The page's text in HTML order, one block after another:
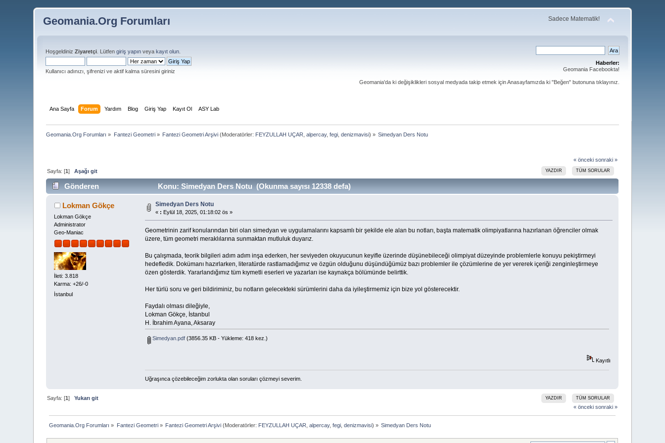
Geomania.Org Forumları Sadece Matematik!
HoşgeldinizZiyaretçi . Lütfengiriş yapın veyakayıt olun
Kullanıcı adınızı, şifrenizi ve aktif kalma süresini giriniz
Haberler:
Geomania Facebookta!
Geomania'da ki değişiklikleri sosyal medyada takip etmek için Anasayfamızda ki "Beğen" butonuna tıklayınız.
Ana Sayfa Forum Yardım Blog Giriş Yap Kayıt Ol ASY Lab
Geomania.Org Forumları » Fantezi Geometri» Fantezi Geometri Arşivi (Moderatörler: FEYZULLAH UÇAR ,alpercay,fegi ,denizmavisi) » Simedyan Ders Notu
« önceki sonraki »
YAZDIR TÜM SORULAR
Sayfa: [1]Aşağı git
Gönderen Konu: Simedyan Ders Notu (Okunma sayısı 12338 defa)
Lokman Gökçe
Lokman Gökçe
Administrator
Geo-Maniac
İleti: 3.818
Karma: +26/-0
İstanbul
Simedyan Ders Notu
« : Eylül 18, 2025, 01:18:02 ös »
Geometrinin zarif konularından biri olan simedyan ve uygulamalarını kapsamlı bir şekilde ele alan bu notları, başta matematik olimpiyatlarına hazırlanan öğrenciler olmak
üzere, tüm geometri meraklılarına sunmaktan mutluluk duyarız.
Bu çalışmada, teorik bilgileri adım adım inşa ederken, her seviyeden okuyucunun keyifle üzerinde düşünebileceği olimpiyat düzeyinde problemlerle konuyu pekiştirmeyi
hedefledik. Dokümanı hazırlarken, literatürde rastlamadığımız ve özgün olduğunu düşündüğümüz bazı problemler ile çözümlerine de yer vererek içeriği zenginleştirmeye
özen gösterdik. Yararlandığımız tüm kıymetli eserleri ve yazarları ise kaynakça bölümünde belirttik.
Her türlü soru ve geri bildiriminiz, bu notların gelecekteki sürümlerini daha da iyileştirmemiz için bize yol gösterecektir.
Faydalı olması dileğiyle,
Lokman Gökçe, İstanbul
H. İbrahim Ayana, Aksaray
Simedyan.pdf (3856.35 KB - Yükleme: 418 kez.)
Kayıtlı
Uğraşınca çözebileceğim zorlukta olan soruları çözmeyi severim.
YAZDIR TÜM SORULAR
Sayfa: [1]Yukarı git
« önceki sonraki »
Geomania.Org Forumları » Fantezi Geometri» Fantezi Geometri Arşivi (Moderatörler: FEYZULLAH UÇAR ,alpercay,fegi ,denizmavisi) » Simedyan Ders Notu